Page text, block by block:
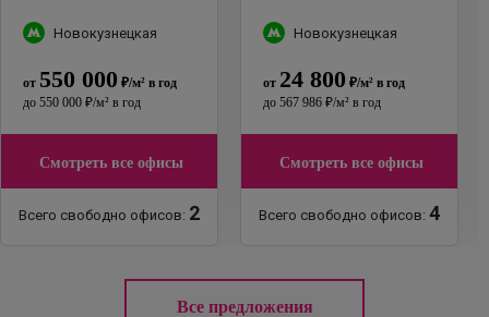
Новокузнецкая
от 550 000 ₽/м² в год
до 550 000 ₽/м² в год
Смотреть все офисы
Всего свободно офисов: 2
Новокузнецкая
от 24 800 ₽/м² в год
до 567 986 ₽/м² в год
Смотреть все офисы
Всего свободно офисов: 4
Все предложения